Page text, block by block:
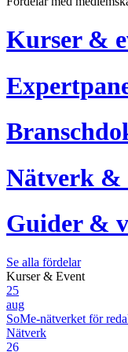
Kurser &
Nätverk &
Guider &
Se alla fördelar
Kurser & Event
25
aug
SoMe-nätverket för
Nätverk
26